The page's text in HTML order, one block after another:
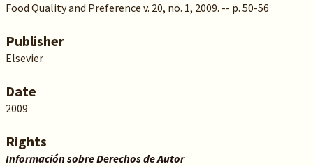
Food Quality and Preference v. 20, no. 1, 2009. -- p. 50-56
Publisher
Elsevier
Date
2009
Rights
Información sobre Derechos de Autor